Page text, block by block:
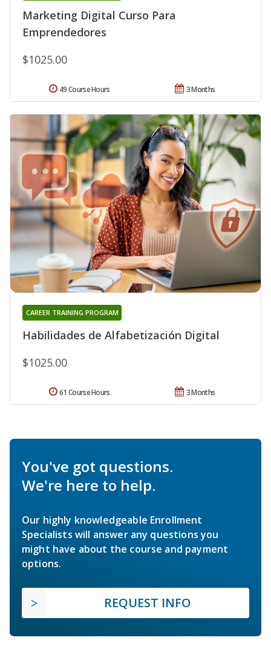
Marketing Digital Curso Para
Emprendedores
$1025.00
3 Months
49 Course Hours
Habilidades de Alfabetización Digital
CAREER TRAINING PROGRAM
$1025.00
3 Months
61 Course Hours
You've got questions.
We're here to help.
Our highly knowledgeable Enrollment
Specialists will answer any questions you
might have about the course and payment
options.
REQUEST INFO